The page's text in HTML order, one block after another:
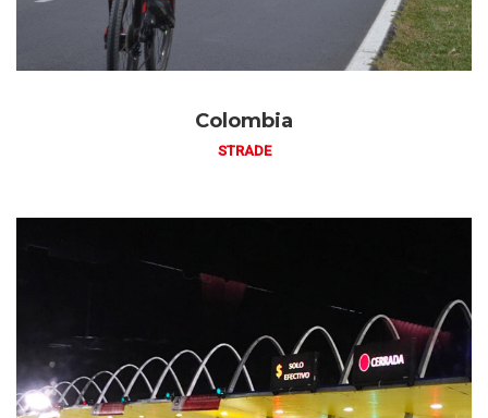
Colombia
STRADE